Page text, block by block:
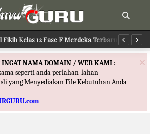
Fikih Kelas 12 Fase F Merdeka Terbaru
Tafsir Kelas 12 Fase F Merdeka Terbaru
×
NAMA DOMAIN / WEB KAMI :
seperti anda perlahan-lahan
yang Menyediakan File Kebutuhan Anda